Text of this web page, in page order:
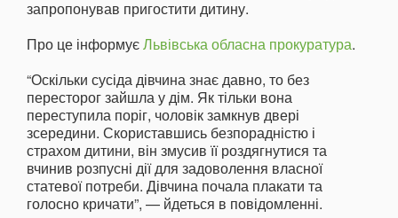
запропонував пригостити дитину.
Про це інформуєЛьвівська обласна прокуратура.
“Оскільки сусіда дівчина знає давно, то без
пересторог зайшла у дім. Як тільки вона
переступила поріг, чоловік замкнув двері
зсередини. Скориставшись безпорадністю і
страхом дитини, він змусив її роздягнутися та
вчинив розпусні дії для задоволення власної
статевої потреби. Дівчина почала плакати та
голосно кричати”, — йдеться в повідомленні.